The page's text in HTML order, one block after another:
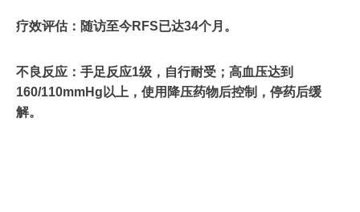
疗效评估：随访至今RFS已达34个月。
不良反应：手足反应1级，自行耐受；高血压达到
160/110mmHg以上，使用降压药物后控制，停药后缓
解。